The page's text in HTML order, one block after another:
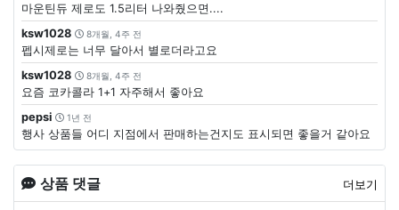
마운틴듀 제로도 1.5리터 나와줬으면....
ksw1028
8개월, 4주 전
펩시제로는 너무 달아서 별로더라고요
ksw1028
8개월, 4주 전
요즘 코카콜라 1+1 자주해서 좋아요
pepsi
1년 전
행사 상품들 어디 지점에서 판매하는건지도 표시되면 좋을거 같아요
상품 댓글 더보기